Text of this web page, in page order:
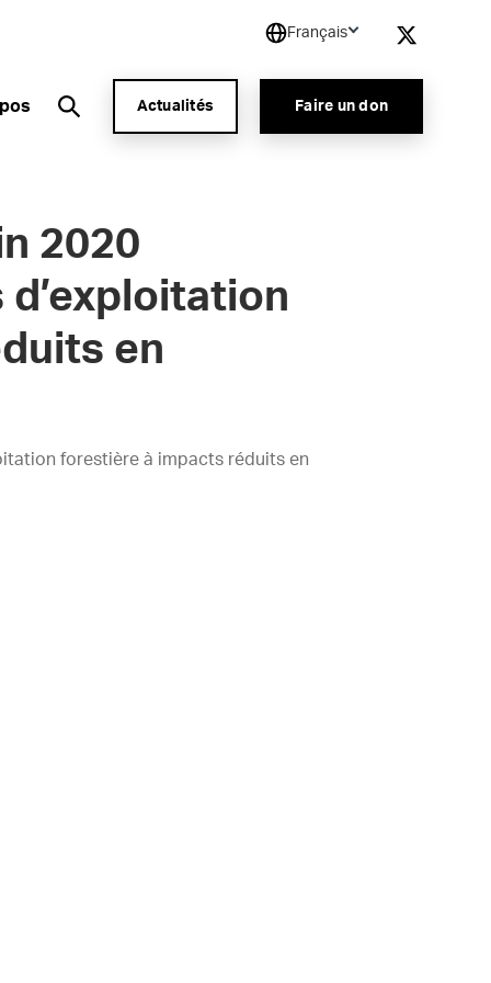
Français
Actualités Faire un don
2020
en
forestière à impacts réduits en